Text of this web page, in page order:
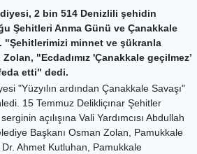
2 bin 514 Denizlili şehidin
Şehitleri Anma Günü ve Çanakkale
"Şehitlerimizi minnet ve şükranla
"Ecdadımız 'Çanakkale geçilmez’
etti" dedi.
"Yüzyılın ardından Çanakkale Savaşı"
15 Temmuz Delikliçınar Şehitler
açılışına Vali Yardımcısı Abdullah
Başkanı Osman Zolan, Pamukkale
Ahmet Kutluhan, Pamukkale